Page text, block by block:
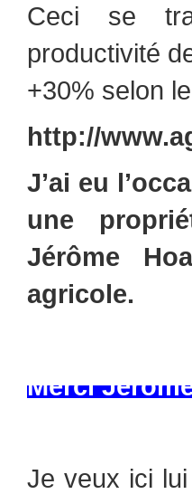
Ceci se
productivité
+30% selon
http://
J’ai eu
une
Jérôme
agricole.
Merci
Je veux ici